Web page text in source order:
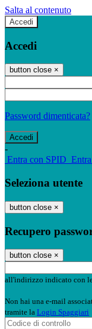
Salta al contenuto
Accedi
Accedi
button close ×
Password dimenticata?
-
Entra con SPID
Seleziona utente
button close ×
Recupero
button close ×
all'indirizzo indicato con
Non hai una e-mail
tramite la Login Spaggiari